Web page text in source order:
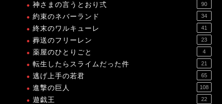
神さまの言うとおり弍 90
約束のネバーランド 34
終末のワルキューレ 41
葬送のフリーレン 23
薬屋のひとりごと 4
転生したらスライムだった件 21
逃げ上手の若君 65
進撃の巨人 108
遊戯王 22